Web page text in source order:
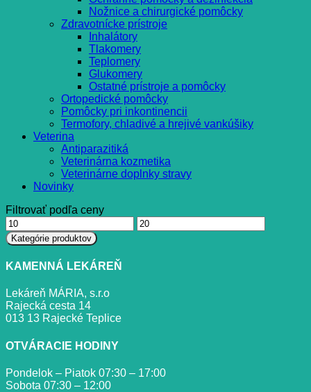
Nožnice a chirurgické pomôcky
Zdravotnícke prístroje
Inhalátory
Tlakomery
Teplomery
Glukomery
Ostatné prístroje a pomôcky
Ortopedické pomôcky
Pomôcky pri inkontinencii
Termofory, chladivé a hrejivé vankúšiky
Veterina
Antiparazitiká
Veterinárna kozmetika
Veterinárne doplnky stravy
Novinky
Filtrovať podľa ceny
Minimálna
cena
Maximálna
cena
Kategórie produktov
KAMENNÁ LEKÁREŇ
Lekáreň MÁRIA, s.r.o
Rajecká cesta 14
013 13 Rajecké Teplice
OTVÁRACIE HODINY
Pondelok – Piatok 07:30 – 17:00
Sobota 07:30 – 12:00